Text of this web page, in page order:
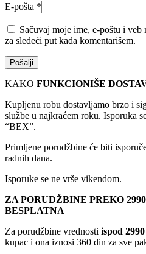
E-pošta *
Sačuvaj moje ime, e-poštu i veb
za sledeći put kada komentarišem.
KAKO FUNKCIONIŠE
Kupljenu robu dostavljamo brzo i
službe u najkraćem roku. Isporuka
“BEX”.
Primljene porudžbine će biti
radnih dana.
Isporuke se ne vrše vikendom.
ZA PORUDŽBINE PREKO
BESPLATNA
Za porudžbine vrednosti ispod
kupac i ona iznosi 360 din za sve